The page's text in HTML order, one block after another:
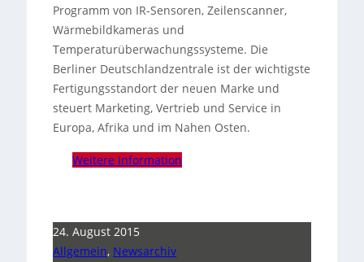
Programm von IR-Sensoren, Zeilenscanner,
Wärmebildkameras und
Temperaturüberwachungssysteme. Die
Berliner Deutschlandzentrale ist der wichtigste
Fertigungsstandort der neuen Marke und
steuert Marketing, Vertrieb und Service in
Europa, Afrika und im Nahen Osten.
Weitere Information
24. August 2015
Allgemein, Newsarchiv